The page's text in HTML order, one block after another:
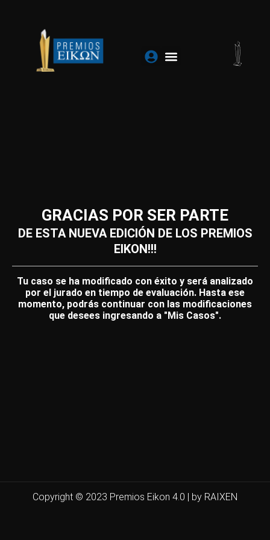
contenido
GRACIAS POR SER PARTE
DE ESTA NUEVA EDICIÓN DE LOS PREMIOS
EIKON!!!
Tu caso se ha modificado con éxito y será analizado
por el jurado en tiempo de evaluación. Hasta ese
momento, podrás continuar con las modificaciones
que desees ingresando a "Mis Casos".
Copyright © 2023 Premios Eikon 4.0 | by RAIXEN